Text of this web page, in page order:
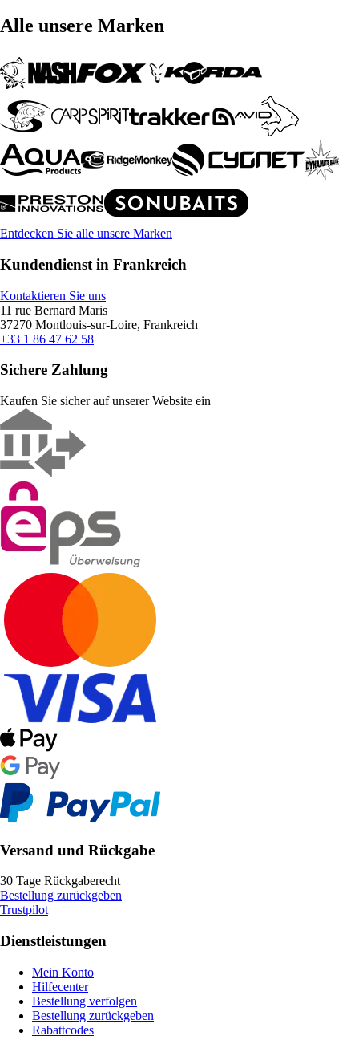
Alle unsere Marken
Entdecken Sie alle unsere Marken
Kundendienst in Frankreich
Kontaktieren Sie uns
11 rue Bernard Maris
37270 Montlouis-sur-Loire, Frankreich
+33 1 86 47 62 58
Sichere Zahlung
Kaufen Sie sicher auf unserer Website ein
Versand und Rückgabe
30 Tage Rückgaberecht
Bestellung zurückgeben
Trustpilot
Dienstleistungen
Mein Konto
Hilfecenter
Bestellung verfolgen
Bestellung zurückgeben
Rabattcodes